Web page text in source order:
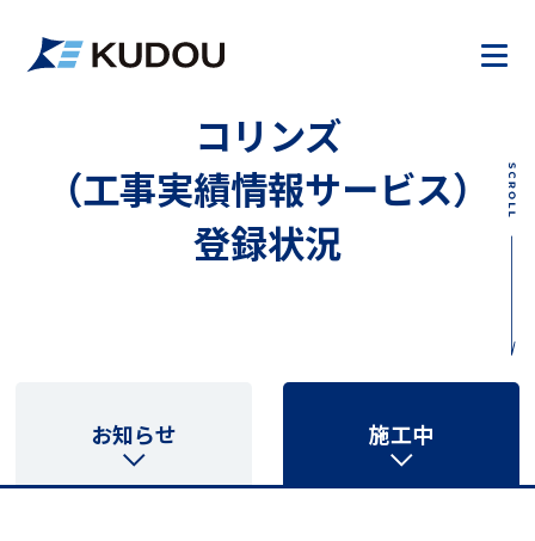
コリンズ
（工事実績情報サービス）
登録状況
お知らせ 施工中